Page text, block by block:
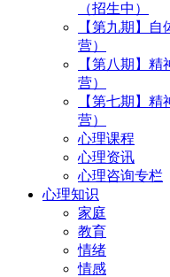
（招生中）
【第九期】
营）
【第八期】
营）
【第七期】
营）
心理课程
心理资讯
心理咨询专栏
心理知识
家庭
教育
情绪
情感